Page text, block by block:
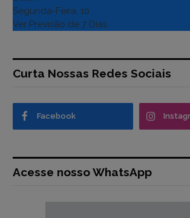
Segunda-Feira, 10
Ver Previsão de 7 Dias
Curta Nossas Redes Sociais
Facebook
Acesse nosso WhatsApp